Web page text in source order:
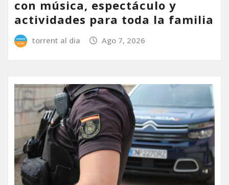
con música, espectáculo y
actividades para toda la familia
torrent al dia Ago 7, 2026